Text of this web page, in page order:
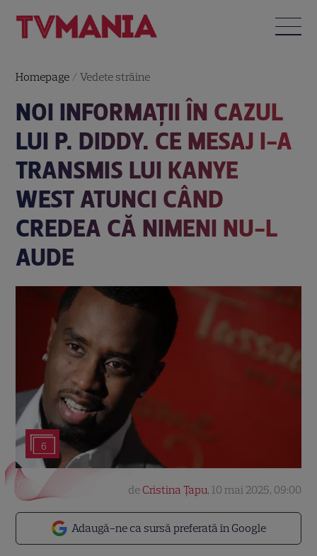
Homepage /Vedete străine
NOI INFORMAȚII ÎN CAZUL
LUI P. DIDDY. CE MESAJ I-A
TRANSMIS LUI KANYE
WEST ATUNCI CÂND
CREDEA CĂ NIMENI NU-L
AUDE
6
Adaugă-ne ca sursă preferată în Google
de Cristina Țapu, 10 mai 2025, 09:00